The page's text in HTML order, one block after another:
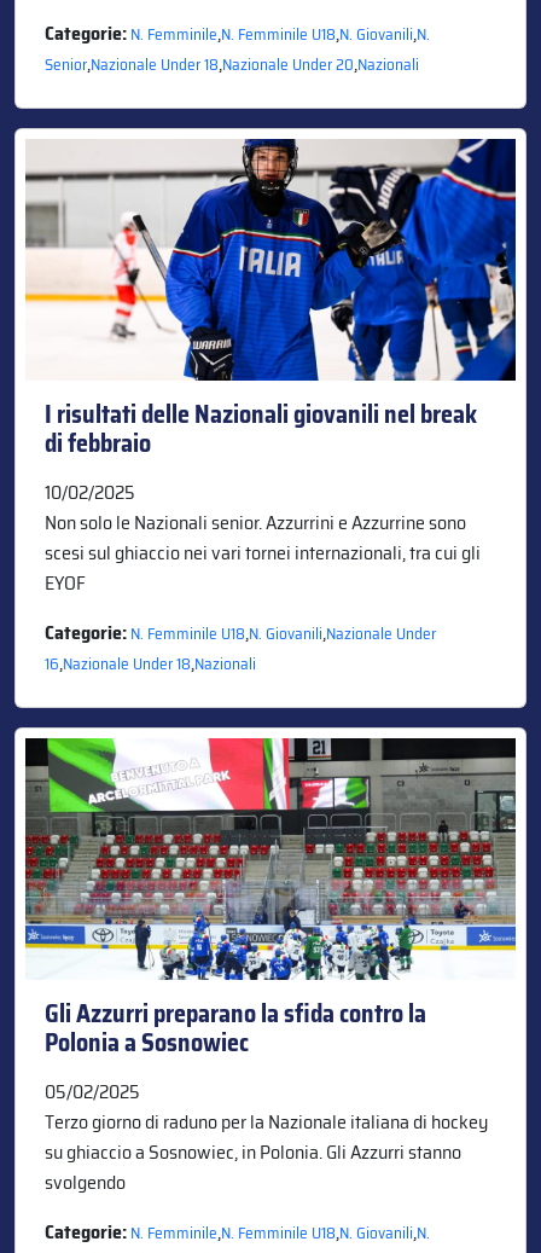
Categorie:N. Femminile,N. Femminile U18,N. Giovanili,N.
Senior,Nazionale Under 18,Nazionale Under 20,Nazionali
I risultati delle Nazionali giovanili nel break
di febbraio
10/02/2025
Non solo le Nazionali senior. Azzurrini e Azzurrine sono
scesi sul ghiaccio nei vari tornei internazionali, tra cui gli
EYOF
Categorie:N. Femminile U18,N. Giovanili,Nazionale Under
16,Nazionale Under 18,Nazionali
Gli Azzurri preparano la sfida contro la
Polonia a Sosnowiec
05/02/2025
Terzo giorno di raduno per la Nazionale italiana di hockey
su ghiaccio a Sosnowiec, in Polonia. Gli Azzurri stanno
svolgendo
Categorie:N. Femminile,N. Femminile U18,N. Giovanili,N.